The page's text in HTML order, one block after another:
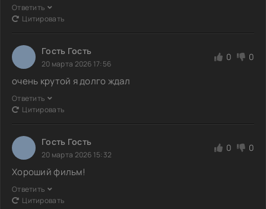
Ответить
Цитировать
Гость Гость
20 марта 2026 17:56
0 0
очень крутой я долго ждал
Ответить
Цитировать
Гость Гость
20 марта 2026 15:32
0 0
Хороший фильм!
Ответить
Цитировать